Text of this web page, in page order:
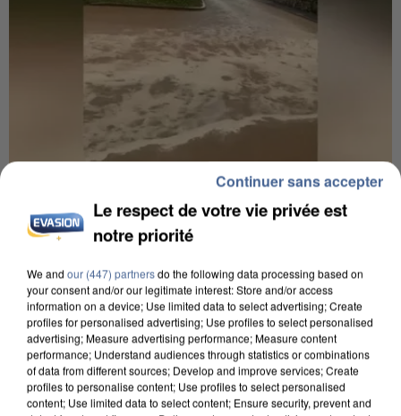
Une touriste de l’Oise emportée par une coulée de
boue en Haute-Savoie
Son corps a été retrouvé à cinq kilomètres de là.
Le respect de votre vie privée est
notre priorité
We and our (447) partnersdo the following data processing based on
your consent and/or our legitimate interest: Store and/or access
information on a device; Use limited data to select advertising; Create
profiles for personalised advertising; Use profiles to select personalised
advertising; Measure advertising performance; Measure content
performance; Understand audiences through statistics or combinations
of data from different sources; Develop and improve services; Create
profiles to personalise content; Use profiles to select personalised
content; Use limited data to select content; Ensure security, prevent and
Continuer sans accepter